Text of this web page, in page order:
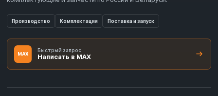
Производство Комплектация Поставка и запуск
MAX
Быстрый запрос
Написать в MAX